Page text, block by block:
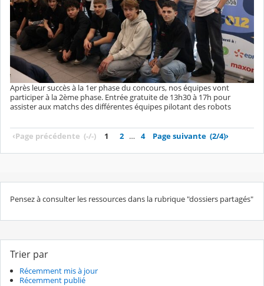
Après leur succès à la 1er phase du concours, nos équipes vont
participer à la 2ème phase. Entrée gratuite de 13h30 à 17h pour
assister aux matchs des différentes équipes pilotant des robots
‹Page précédente (-/-) 1 2 … 4 Page suivante (2/4)›
Pensez à consulter les ressources dans la rubrique "dossiers partagés"
Trier par
Récemment mis à jour
Récemment publié